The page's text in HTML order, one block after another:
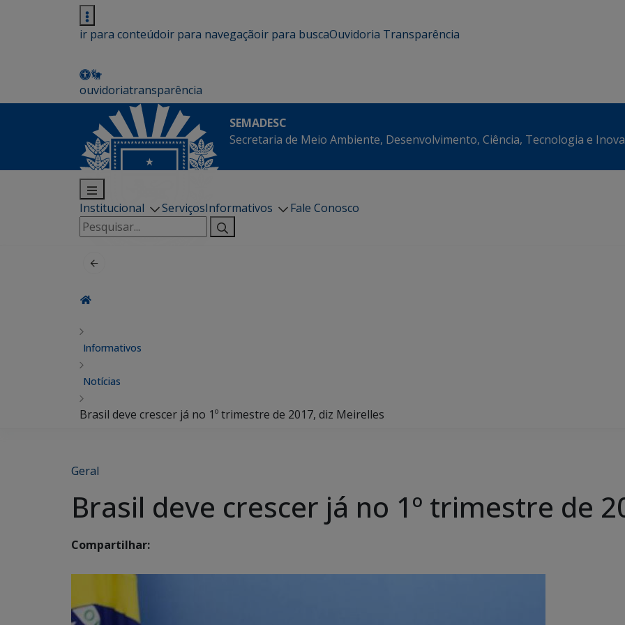
ir para conteúdoir para navegaçãoir para buscaOuvidoria Transparência
ouvidoriatransparência
SEMADESC
Secretaria de Meio Ambiente, Desenvolvimento, Ciência, Tecnologia e
Institucional ServiçosInformativos
Fale Conosco
Pesquisar
por:
Informativos
Notícias
Brasil deve crescer já no 1º trimestre de 2017, diz Meirelles
Geral
Brasil deve crescer já no 1º trimestre de
Compartilhar: